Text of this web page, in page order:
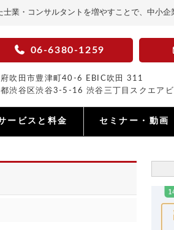
業・コンサルタントを増やすことで、中小企
06-6380-1259
府吹田市豊津町40-6 EBIC吹田 311
渋谷区渋谷3-5-16 渋谷三丁目スクエア
ービスと料金 セミナー・動画